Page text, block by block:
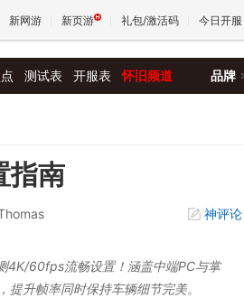
新网游 新页游 礼包/激活码 今日开服
测试表 开服表 怀旧频道 品牌
指南
神评论
4K/60fps流畅设置！涵盖中端PC与掌
升帧率同时保持车辆细节完美。